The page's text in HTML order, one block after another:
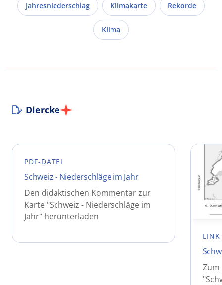
Jahresniederschlag Klimakarte Rekorde
Klima
Diercke
PDF-DATEI
Schweiz - Niederschläge im Jahr
Den didaktischen Kommentar zur
Karte "Schweiz - Niederschläge im
Jahr" herunterladen
LINK